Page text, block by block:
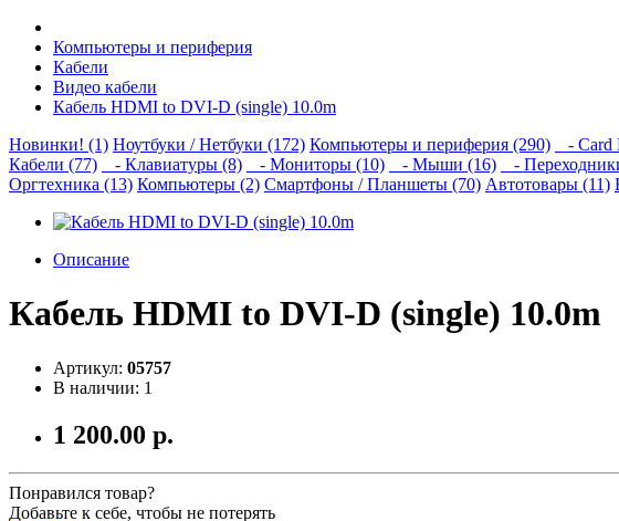
Компьютеры и периферия
Кабели
Видео кабели
Кабель HDMI to DVI-D (single) 10.0m
Новинки! (1) Ноутбуки / Нетбуки (172) Компьютеры и периферия (290) - Card
Кабели (77)
- Клавиатуры (8) - Мониторы (10) - Мыши (16) -
Оргтехника (13) Компьютеры (2) Смартфоны / Планшеты (70) Автотовары (11)
Описание
Кабель HDMI to DVI-D (single) 10.0m
Артикул: 05757
В наличии: 1
1 200.00 р.
Понравился товар?
Добавьте к себе, чтобы не потерять